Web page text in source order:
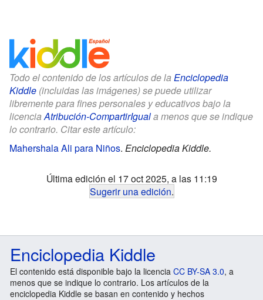
Todo el contenido de los artículos de la Enciclopedia
Kiddle (incluidas las imágenes) se puede utilizar
libremente para fines personales y educativos bajo la
licenciaAtribución-CompartirIguala menos que se indique
lo contrario. Citar este artículo:
Mahershala Ali para Niños. Enciclopedia Kiddle.
Última edición el 17 oct 2025, a las 11:19
Sugerir una edición.
Enciclopedia Kiddle
El contenido está disponible bajo la licencia CC BY-SA 3.0, a
menos que se indique lo contrario. Los artículos de la
enciclopedia Kiddle se basan en contenido y hechos